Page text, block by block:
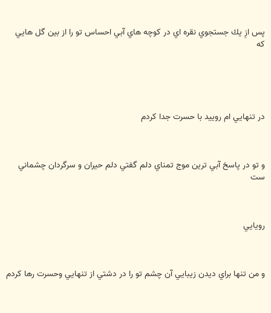
پس ازِ يك جستجوي نقره اي در كوچه هاي آبي احساس تو را از بين گل هايي
كه
در تنهايي ام روييد با حسرت جدا كردم
و تو در پاسخ آبي ترين موج تمناي دلم گفتي دلم حيران و سرگردان چشماني
ست
رويايي
و من تنها براي ديدن زيبايي آن چشم تو را در دشتي از تنهايي وحسرت رها كردم